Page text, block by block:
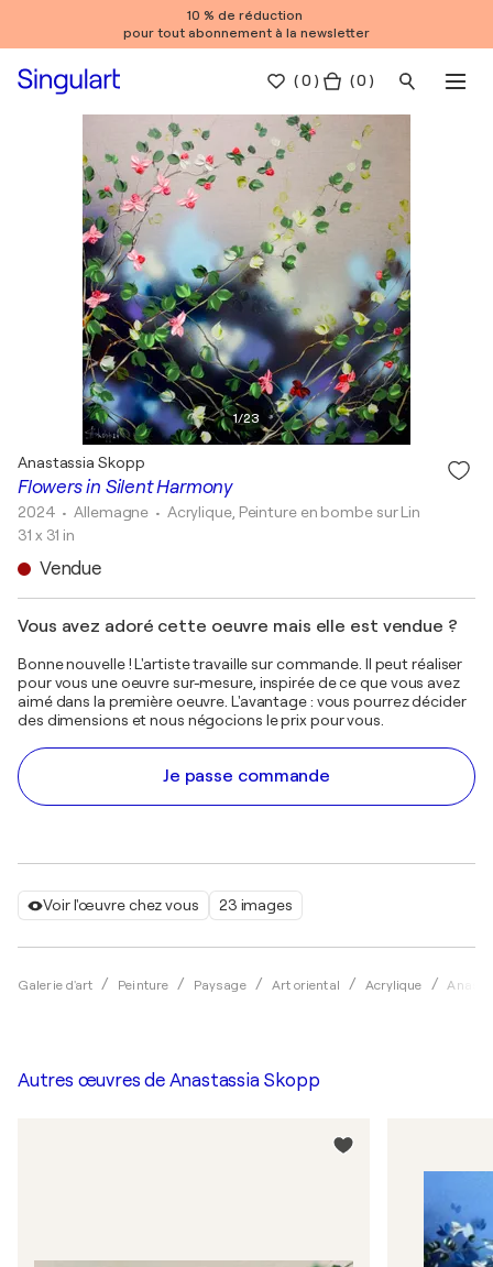
10 % de réduction
pour tout abonnement à la newsletter
(0 ) ( 0 )
1/23
Voir l'œuvre chez vous 23 images
Galerie d'art Peinture Paysage Art oriental Acrylique
Flowers in Silent Harmony
Anastassia Skopp
2024 • Allemagne • Acrylique, Peinture en bombe sur Lin
31 x 31 in
Vendue
Vous avez adoré cette oeuvre mais elle est vendue ?
Bonne nouvelle ! L'artiste travaille sur commande. Il peut réaliser
pour vous une oeuvre sur-mesure, inspirée de ce que vous avez
aimé dans la première oeuvre. L'avantage : vous pourrez décider
des dimensions et nous négocions le prix pour vous.
Je passe commande
Autres œuvres de Anastassia Skopp